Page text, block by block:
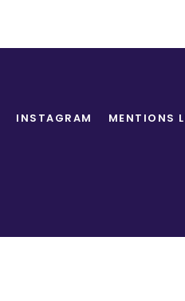
INSTAGRAM MENTIONS